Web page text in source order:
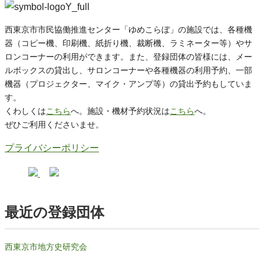
西東京市市民協働推進センター「ゆめこらぼ」の施設では、各種機
器（コピー機、印刷機、紙折り機、裁断機、ラミネーター等）やサ
ロンコーナーの利用ができます。また、登録団体の皆様には、メー
ルボックスの貸出し、サロンコーナーや各種機器の利用予約、一部
機器（プロジェクター、マイク・アンプ等）の貸出予約もしていま
す。
くわしくはこちらへ。施設・機材予約状況はこちらへ。
ぜひご利用くださいませ。
プライバシーポリシー
最近の登録団体
西東京市地方史研究会